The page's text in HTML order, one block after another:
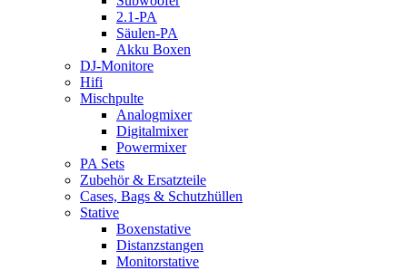
2.1-PA
Säulen-PA
Akku Boxen
DJ-Monitore
Hifi
Mischpulte
Analogmixer
Digitalmixer
Powermixer
PA Sets
Zubehör & Ersatzteile
Cases, Bags & Schutzhüllen
Stative
Boxenstative
Distanzstangen
Monitorstative